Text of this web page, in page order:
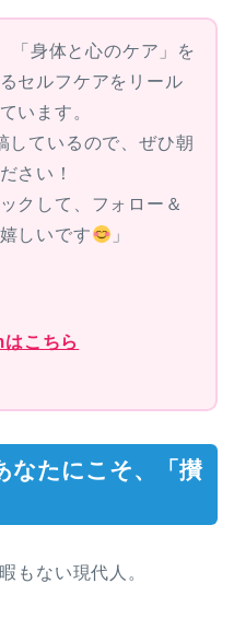
「身体と心のケア」を
セルフケアをリール
います。
しているので、ぜひ朝
さい！
クして、フォロー＆
しいです
」
こちら
なたにこそ、「攅
もない現代人。